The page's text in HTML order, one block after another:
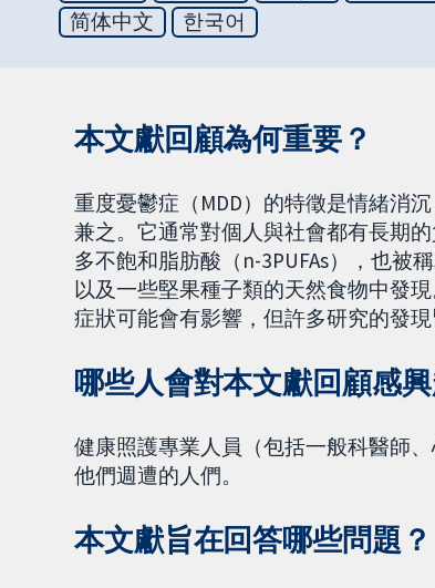
简体中文
한국어
本文獻回顧為何重要？
重度憂鬱症（MDD）的特徵是情緒消
兼之。它通常對個人與社會都有長期
多不飽和脂肪酸（n-3PUFAs），也被
以及一些堅果種子類的天然食物中發
症狀可能會有影響，但許多研究的發
哪些人會對本文獻回顧感興
健康照護專業人員（包括一般科醫師
他們週遭的人們。
本文獻旨在回答哪些問題？